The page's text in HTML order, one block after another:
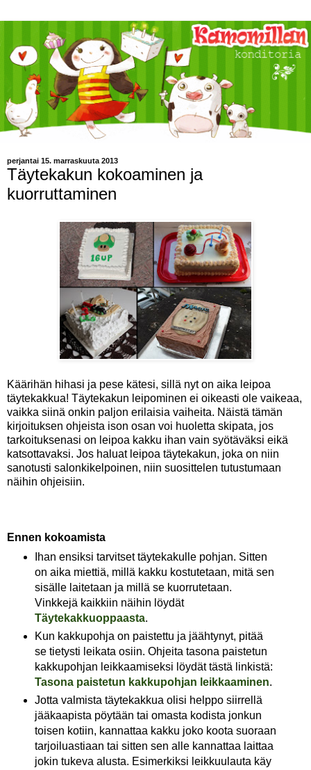
perjantai 15. marraskuuta 2013
Täytekakun kokoaminen ja
kuorruttaminen
Käärihän hihasi ja pese kätesi, sillä nyt on aika leipoa
täytekakkua! Täytekakun leipominen ei oikeasti ole vaikeaa,
vaikka siinä onkin paljon erilaisia vaiheita. Näistä tämän
kirjoituksen ohjeista ison osan voi huoletta skipata, jos
tarkoituksenasi on leipoa kakku ihan vain syötäväksi eikä
katsottavaksi. Jos haluat leipoa täytekakun, joka on niin
sanotusti salonkikelpoinen, niin suosittelen tutustumaan
näihin ohjeisiin.
Ennen kokoamista
Ihan ensiksi tarvitset täytekakulle pohjan. Sitten
on aika miettiä, millä kakku kostutetaan, mitä sen
sisälle laitetaan ja millä se kuorrutetaan.
Vinkkejä kaikkiin näihin löydät
Täytekakkuoppaasta.
Kun kakkupohja on paistettu ja jäähtynyt, pitää
se tietysti leikata osiin. Ohjeita tasona paistetun
kakkupohjan leikkaamiseksi löydät tästä linkistä:
Tasona paistetun kakkupohjan leikkaaminen.
Jotta valmista täytekakkua olisi helppo siirrellä
jääkaapista pöytään tai omasta kodista jonkun
toisen kotiin, kannattaa kakku joko koota suoraan
tarjoiluastiaan tai sitten sen alle kannattaa laittaa
jokin tukeva alusta. Esimerkiksi leikkuulauta käy